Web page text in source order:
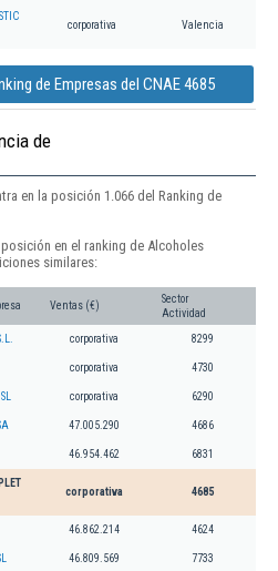
corporativa Valencia
de Empresas del CNAE 4685
de
en la posición 1.066 del Ranking de
en el ranking de Alcoholes
similares:
Ventas (€)
Sector
Actividad
corporativa 8299
corporativa 4730
corporativa 6290
47.005.290 4686
46.954.462 6831
corporativa 4685
46.862.214 4624
46.809.569 7733